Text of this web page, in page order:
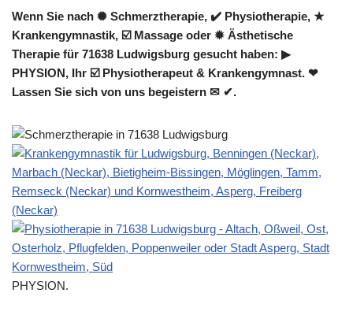
Wenn Sie nach ✺ Schmerztherapie, ✔️ Physiotherapie, ★
Krankengymnastik, ☑️ Massage oder ✹ Ästhetische
Therapie für 71638 Ludwigsburg gesucht haben: ▶︎
PHYSION, Ihr ☑️ Physiotherapeut & Krankengymnast. ❤
Lassen Sie sich von uns begeistern ✉ ✔.
PHYSION.